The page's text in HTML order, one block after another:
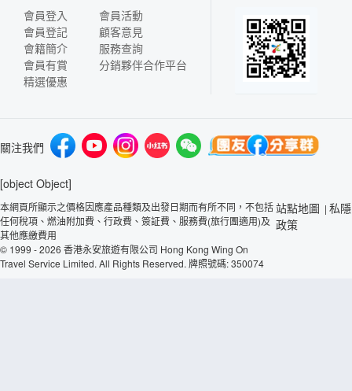
會員登入
會員登記
會籍簡介
會員有賞
精選優惠
會員活動
顧客意見
服務查詢
分銷夥伴合作平台
關注我們
[object Object]
本網頁所顯示之價格因應產品種類及出發日期而有所不同，不包括
任何稅項、燃油附加費、行政費、簽証費、服務費(旅行團適用)及
其他應繳費用
© 1999 - 2026 香港永安旅遊有限公司 Hong Kong Wing On
Travel Service Limited. All Rights Reserved. 牌照號碼: 350074
站點地圖 | 私隱
政策